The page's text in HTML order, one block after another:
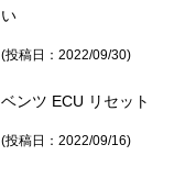
い
(投稿日：2022/09/30)
ベンツ ECU リセット
(投稿日：2022/09/16)